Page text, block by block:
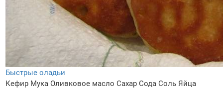
Быстрые оладьи
Кефир Мука Оливковое масло Сахар Сода Соль Яйца